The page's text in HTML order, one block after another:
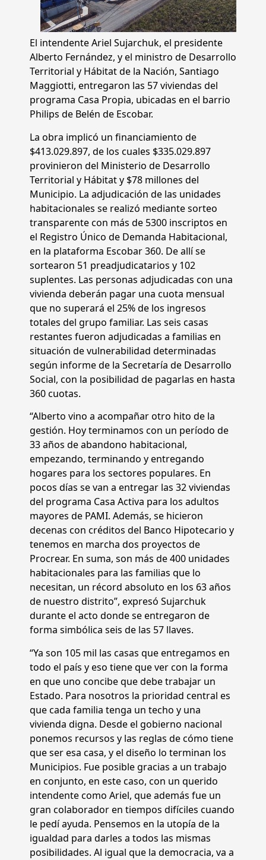
El intendente Ariel Sujarchuk, el presidente
Alberto Fernández, y el ministro de Desarrollo
Territorial y Hábitat de la Nación, Santiago
Maggiotti, entregaron las 57 viviendas del
programa Casa Propia, ubicadas en el barrio
Philips de Belén de Escobar.
La obra implicó un financiamiento de
$413.029.897, de los cuales $335.029.897
provinieron del Ministerio de Desarrollo
Territorial y Hábitat y $78 millones del
Municipio. La adjudicación de las unidades
habitacionales se realizó mediante sorteo
transparente con más de 5300 inscriptos en
el Registro Único de Demanda Habitacional,
en la plataforma Escobar 360. De allí se
sortearon 51 preadjudicatarios y 102
suplentes. Las personas adjudicadas con una
vivienda deberán pagar una cuota mensual
que no superará el 25% de los ingresos
totales del grupo familiar. Las seis casas
restantes fueron adjudicadas a familias en
situación de vulnerabilidad determinadas
según informe de la Secretaría de Desarrollo
Social, con la posibilidad de pagarlas en hasta
360 cuotas.
“Alberto vino a acompañar otro hito de la
gestión. Hoy terminamos con un período de
33 años de abandono habitacional,
empezando, terminando y entregando
hogares para los sectores populares. En
pocos días se van a entregar las 32 viviendas
del programa Casa Activa para los adultos
mayores de PAMI. Además, se hicieron
decenas con créditos del Banco Hipotecario y
tenemos en marcha dos proyectos de
Procrear. En suma, son más de 400 unidades
habitacionales para las familias que lo
necesitan, un récord absoluto en los 63 años
de nuestro distrito”, expresó Sujarchuk
durante el acto donde se entregaron de
forma simbólica seis de las 57 llaves.
“Ya son 105 mil las casas que entregamos en
todo el país y eso tiene que ver con la forma
en que uno concibe que debe trabajar un
Estado. Para nosotros la prioridad central es
que cada familia tenga un techo y una
vivienda digna. Desde el gobierno nacional
ponemos recursos y las reglas de cómo tiene
que ser esa casa, y el diseño lo terminan los
Municipios. Fue posible gracias a un trabajo
en conjunto, en este caso, con un querido
intendente como Ariel, que además fue un
gran colaborador en tiempos difíciles cuando
le pedí ayuda. Pensemos en la utopía de la
igualdad para darles a todos las mismas
posibilidades. Al igual que la democracia, va a